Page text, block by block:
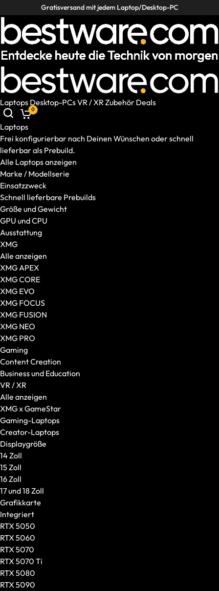
Gratisversand mit jedem Laptop/Desktop-PC
Laptops Desktop-PCsVR / XR Zubehör Deals
0
Laptops
Frei konfigurierbar nach Deinen Wünschen oder schnell
lieferbar als Prebuild.
Alle Laptops anzeigen
Marke / Modellserie
Einsatzzweck
Schnell lieferbare Prebuilds
Größe und Gewicht
GPU und CPU
Ausstattung
XMG
Alle anzeigen
XMG APEX
XMG CORE
XMG EVO
XMG FOCUS
XMG FUSION
XMG NEO
XMG PRO
Gaming
Content Creation
Business und Education
VR / XR
Alle anzeigen
XMG x GameStar
Gaming-Laptops
Creator-Laptops
Displaygröße
14 Zoll
15 Zoll
16 Zoll
17 und 18 Zoll
Grafikkarte
Integriert
RTX 5050
RTX 5060
RTX 5070
RTX 5070 Ti
RTX 5080
RTX 5090
Laptops
Desktop-PCs
VR / XR
Zubehör
Deals
Helpcenter
Mobile: Deutschland, DE
Deutschland
Laptops
Alle Laptops anzeigen
Marke / Modellserie
Einsatzzweck
Schnell lieferbare Prebuilds
Größe und Gewicht
GPU und CPU
Ausstattung
Desktop-PCs
Alle Desktop-PCs anzeigen
XMG
SCHENKER
Gaming-PCs
Gehäuseart
VR / XR
VR-Brillen
AR-Brillen und Glasses
Transport und Zubehör
VR Ready-Laptops
Zubehör
Alles anzeigen
Mäuse
Tastaturen
Headsets
Taschen und Rucksäcke
Laptop-Zubehör
Weiteres Zubehör
Marke / Modellserie
XMG
SCHENKER
Einsatzzweck
Gaming
Content Creation
Business und Education
VR / XR
Schnell lieferbare Prebuilds
Alle anzeigen
XMG x GameStar
Gaming-Laptops